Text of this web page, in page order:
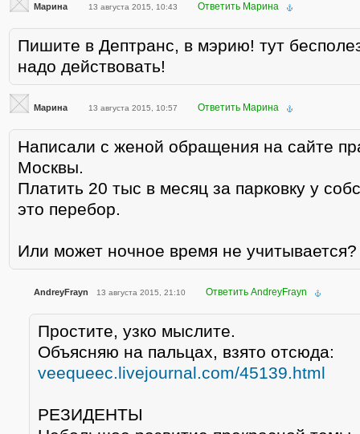
Марина 13 августа 2015, 10:43 Ответить Марина
Пишите в Дептранс, в мэрию! тут
надо действовать!
Марина 13 августа 2015, 10:57 Ответить Марина
Написали с женой обращения на сайте
Москвы.
Платить 20 тыс в месяц за парковку у
это перебор.
Или может ночное время не учитывается?
AndreyFrayn 13 августа 2015, 21:10 Ответить AndreyFrayn
Простите, узко мыслите.
Объясняю на пальцах, взято отсюда:
veequeec.livejournal.com/45139.html
РЕЗИДЕНТЫ